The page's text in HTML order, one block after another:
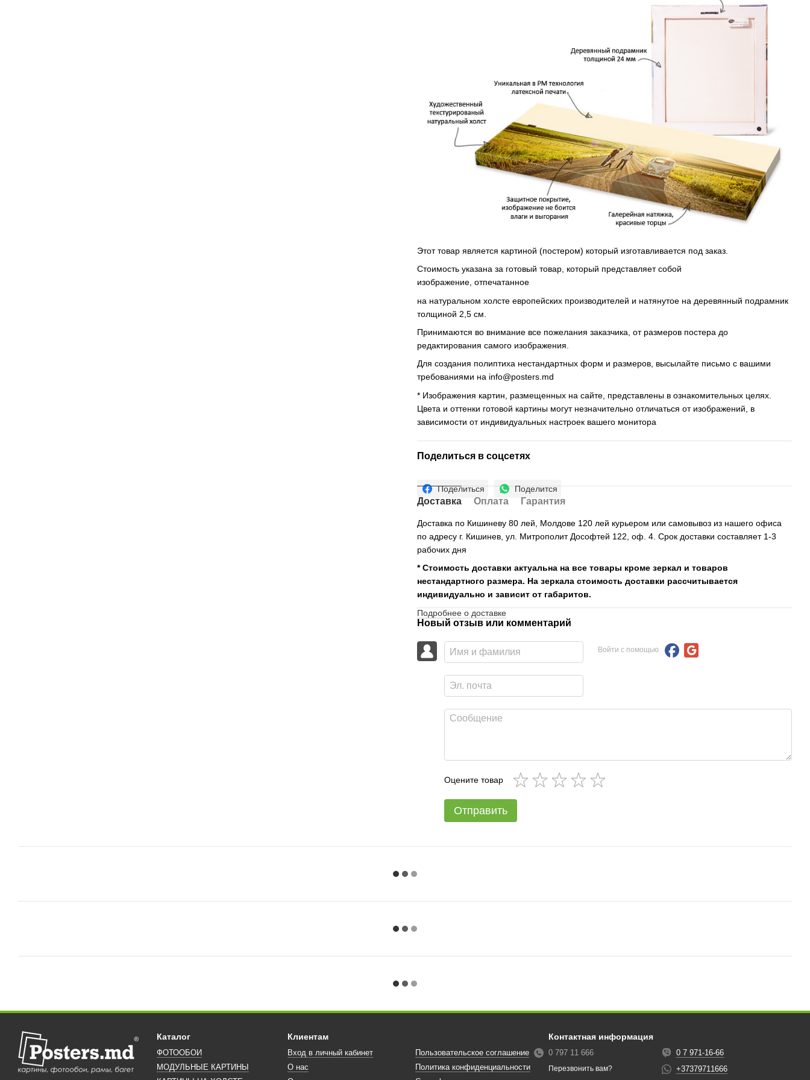
Этот товар является картиной (постером) который изготавливается под заказ.
Стоимость указана за готовый товар, который представляет собой
изображение, отпечатанное
на натуральном холсте европейских производителей и натянутое на деревянный подрамник
толщиной 2,5 см.
Принимаются во внимание все пожелания заказчика, от размеров постера до
редактирования самого изображения.
Для создания полиптиха нестандартных форм и размеров, высылайте письмо c вашими
требованиями на info@posters.md
* Изображения картин, размещенных на сайте, представлены в ознакомительных целях.
Цвета и оттенки готовой картины могут незначительно отличаться от изображений, в
зависимости от индивидуальных настроек вашего монитора
Поделиться в соцсетях
Поделиться Поделится
Доставка Оплата Гарантия
Доставка по Кишиневу 80 лей, Молдове 120 лей курьером или самовывоз из нашего офиса
по адресу г. Кишинев, ул. Митрополит Дософтей 122, оф. 4. Срок доставки составляет 1-3
рабочих дня
* Стоимость доставки актуальна на все товары кроме зеркал и товаров
нестандартного размера. На зеркала стоимость доставки рассчитывается
индивидуально и зависит от габаритов.
Подробнее о доставке
Новый отзыв или комментарий
Войти с помощью
Оцените товар
Отправить
Каталог
ФОТООБОИ
МОДУЛЬНЫЕ КАРТИНЫ
Клиентам
Вход в личный кабинет
О нас
Пользовательское соглашение
Политика конфиденциальности
Контактная информация
0 797 11 666
Перезвонить вам?
0 7 971-16-66
+37379711666